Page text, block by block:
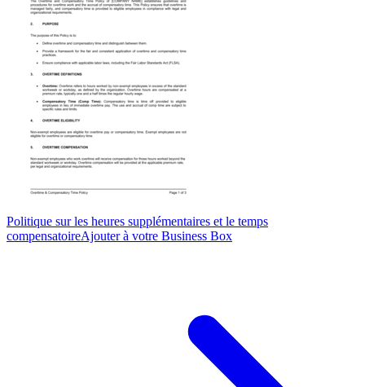
Politique sur les heures supplémentaires et le temps
compensatoireAjouter à votre Business Box